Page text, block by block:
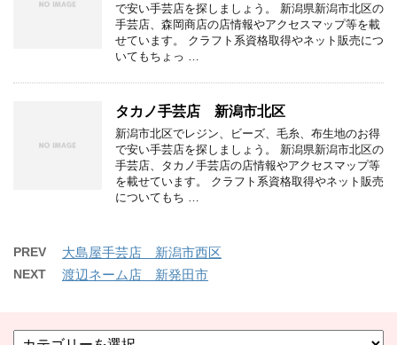
で安い手芸店を探しましょう。 新潟県新潟市北区の
手芸店、森岡商店の店情報やアクセスマップ等を載
せています。 クラフト系資格取得やネット販売につ
いてもちょっ …
タカノ手芸店 新潟市北区
新潟市北区でレジン、ビーズ、毛糸、布生地のお得
で安い手芸店を探しましょう。 新潟県新潟市北区の
手芸店、タカノ手芸店の店情報やアクセスマップ等
を載せています。 クラフト系資格取得やネット販売
についてもち …
PREV 大島屋手芸店 新潟市西区
NEXT 渡辺ネーム店 新発田市